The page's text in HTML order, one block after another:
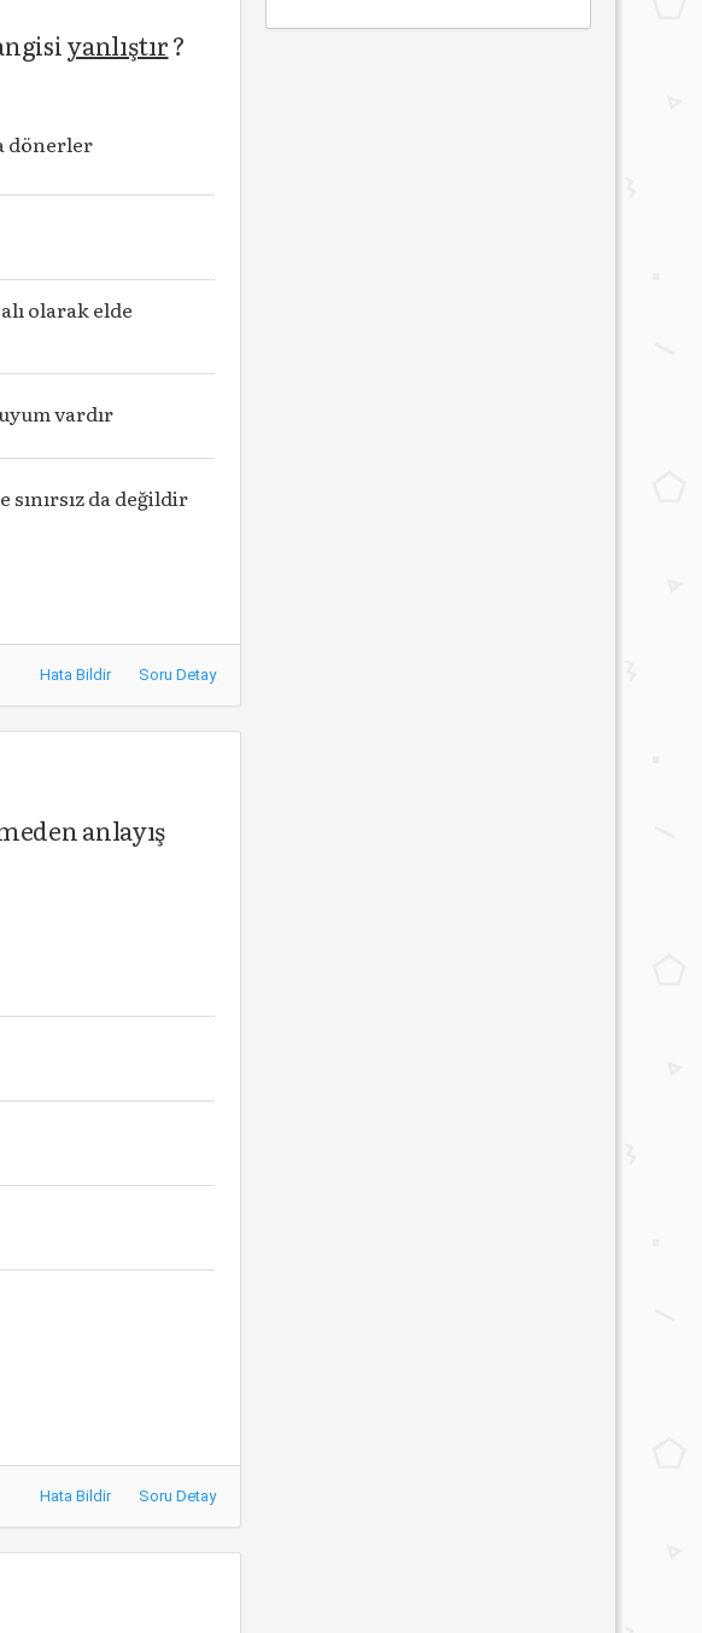
yanlıştır?
dönerler
olarak elde
vardır
da değildir
Hata Bildir Soru Detay
anlayış
Hata Bildir Soru Detay